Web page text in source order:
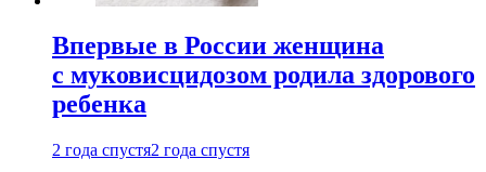
Впервые в России женщина
с муковисцидозом родила здорового
ребенка
2 года спустя2 года спустя